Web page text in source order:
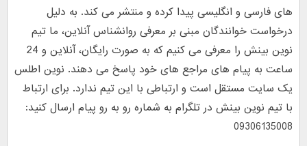
های فارسی و انگلیسی پیدا کرده و منتشر می کند. به دلیل
درخواست خوانندگان مبنی بر معرفی روانشناس آنلاین، ما تیم
نوین بینش را معرفی می کنیم که به صورت رایگان، آنلاین و 24
ساعت به پیام های مراجع های خود پاسخ می دهند. نوین اطلس
یک سایت مستقل است و ارتباطی با این تیم ندارد. برای ارتباط
با تیم نوین بینش در تلگرام به شماره رو به رو پیام ارسال کنید:
09306135008